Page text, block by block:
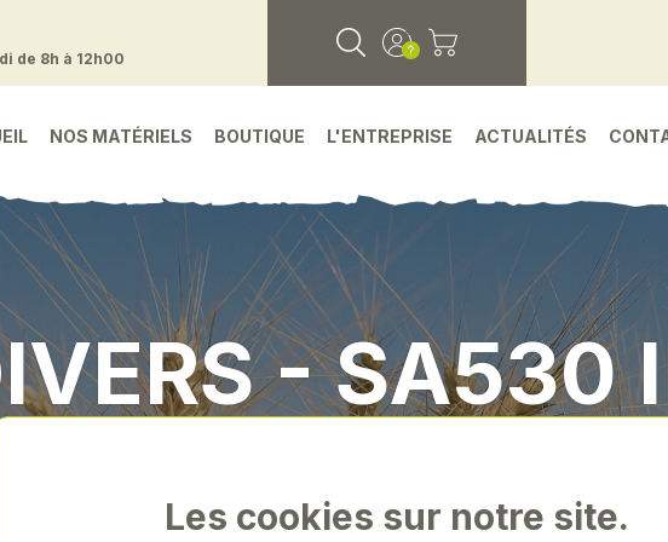
de 8h à 12h00
NOS MATÉRIELS BOUTIQUE L'ENTREPRISE ACTUALITÉS
- SA530
Les cookies sur notre site.